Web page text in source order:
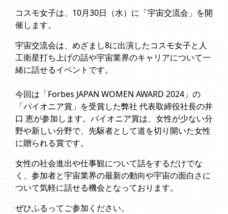
コスモ女子は、10月30日（水）に「宇宙交流会」を開
催します。
宇宙交流会は、めざまし8に出演したコスモ女子と人
工衛星打ち上げの話や宇宙業界のキャリアについて一
緒に話せるイベントです。
今回は「Forbes JAPAN WOMEN AWARD 2024」の
「パイオニア賞」を受賞した弊社 代表取締役社長の井
口 恵が参加します。パイオニア賞は、女性が少ない分
野や新しい分野で、先駆者として道を切り開いた女性
に贈られる賞です。
女性の社会進出や仕事観について話をするだけでな
く、参加者と宇宙業界の最新の動向や宇宙の面白さに
ついて気軽に話せる機会となっております。
ぜひふるってご参加ください。